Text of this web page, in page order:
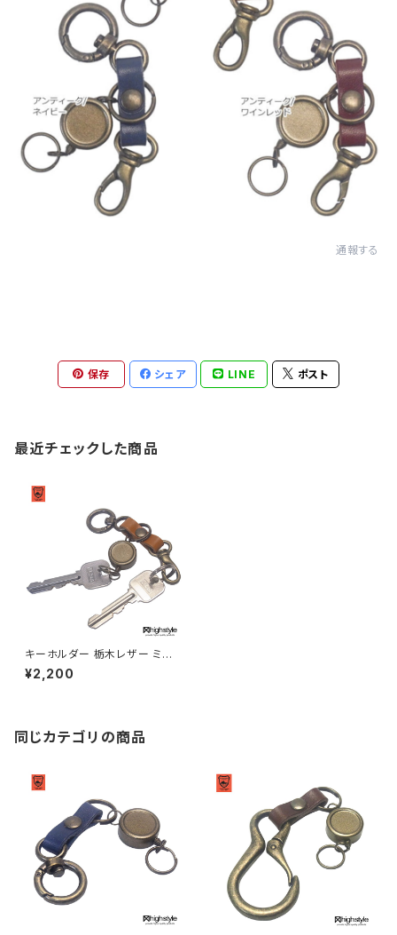
通報する
保存 シェア LINE ポスト
最近チェックした商品
キーホルダー 栃木レザー ミニ
丸カラビナ リールキー ミニナス
カン アンティークカラー キーホ
¥2,200
同じカテゴリの商品